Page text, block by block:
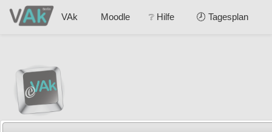
VAk Moodle ❔ Hilfe 🕗 Tagesplan